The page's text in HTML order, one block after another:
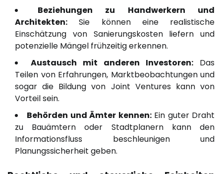
Beziehungen zu Handwerkern und
Architekten: Sie können eine realistische
Einschätzung von Sanierungskosten liefern und
potenzielle Mängel frühzeitig erkennen.
Austausch mit anderen Investoren: Das
Teilen von Erfahrungen, Marktbeobachtungen und
sogar die Bildung von Joint Ventures kann von
Vorteil sein.
Behörden und Ämter kennen:Ein guter Draht
zu Bauämtern oder Stadtplanern kann den
Informationsfluss beschleunigen und
Planungssicherheit geben.